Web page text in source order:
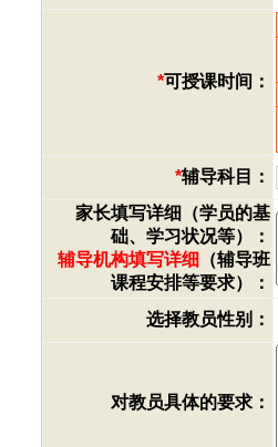
*可授课时间：
*辅导科目：
家长填写详细（学员的基
础、学习状况等）：
辅导机构填写详细 （辅导班
课程安排等要求）：
选择教员性别：
对教员具体的要求：